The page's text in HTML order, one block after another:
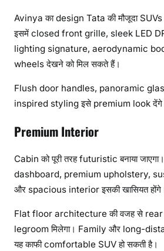
Avinya का design Tata की मौजूदा SUVs
इसमें closed front grille, sleek LED
lighting signature, aerodynamic
wheels देखने को मिल सकते हैं।
Flush door handles, panoramic
inspired styling इसे premium look
Premium Interior
Cabin को पूरी तरह futuristic बनाया
dashboard, premium upholstery,
और spacious interior इसकी खासियत
Flat floor architecture की वजह से rear
legroom मिलेगा। Family और long-
यह काफी comfortable SUV हो सकती है।